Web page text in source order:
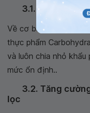
3.1. Kiểm soát
Về cơ bản không có
thực phẩm
và luôn chia nhỏ
mức ổn định..
3.2. Tăng
lọc